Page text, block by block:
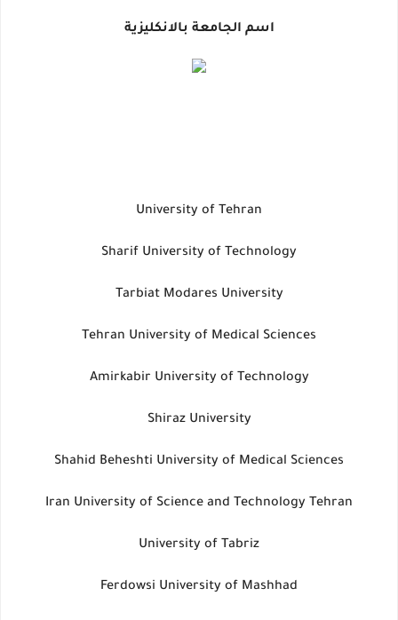
اسم الجامعة بالانكليزية
University of Tehran
Sharif University of Technology
Tarbiat Modares University
Tehran University of Medical Sciences
Amirkabir University of Technology
Shiraz University
Shahid Beheshti University of Medical Sciences
Iran University of Science and Technology Tehran
University of Tabriz
Ferdowsi University of Mashhad